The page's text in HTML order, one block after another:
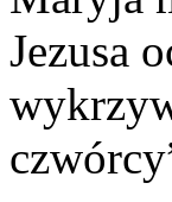
Jezusa